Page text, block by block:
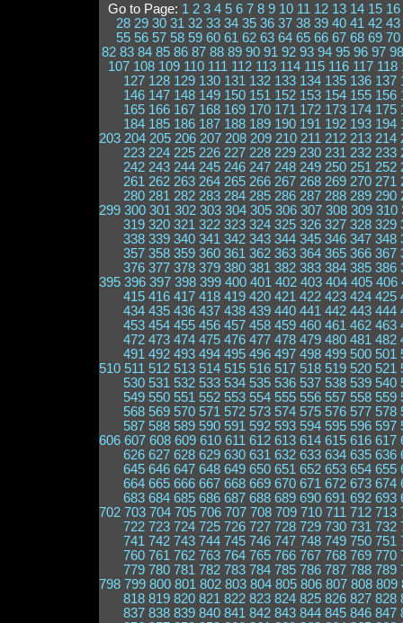
Go to Page: 1 2 3 4 5 6 7 8 9 10 11 12 13 14 15 16
28 29 30 31 32 33 34 35 36 37 38 39 40 41 42 43
55 56 57 58 59 60 61 62 63 64 65 66 67 68 69 70
82 83 84 85 86 87 88 89 90 91 92 93 94 95 96 97 98
107 108 109 110 111 112 113 114 115 116 117 118
127 128 129 130 131 132 133 134 135 136 137
146 147 148 149 150 151 152 153 154 155 156
165 166 167 168 169 170 171 172 173 174 175
184 185 186 187 188 189 190 191 192 193 194
203 204 205 206 207 208 209 210 211 212 213 214
223 224 225 226 227 228 229 230 231 232 233
242 243 244 245 246 247 248 249 250 251 252
261 262 263 264 265 266 267 268 269 270 271
280 281 282 283 284 285 286 287 288 289 290
299 300 301 302 303 304 305 306 307 308 309 310
319 320 321 322 323 324 325 326 327 328 329
338 339 340 341 342 343 344 345 346 347 348
357 358 359 360 361 362 363 364 365 366 367
376 377 378 379 380 381 382 383 384 385 386
395 396 397 398 399 400 401 402 403 404 405 406
415 416 417 418 419 420 421 422 423 424 425
434 435 436 437 438 439 440 441 442 443 444
453 454 455 456 457 458 459 460 461 462 463
472 473 474 475 476 477 478 479 480 481 482
491 492 493 494 495 496 497 498 499 500 501
510 511 512 513 514 515 516 517 518 519 520 521
530 531 532 533 534 535 536 537 538 539 540
549 550 551 552 553 554 555 556 557 558 559
568 569 570 571 572 573 574 575 576 577 578
587 588 589 590 591 592 593 594 595 596 597
606 607 608 609 610 611 612 613 614 615 616 617
626 627 628 629 630 631 632 633 634 635 636
645 646 647 648 649 650 651 652 653 654 655
664 665 666 667 668 669 670 671 672 673 674
683 684 685 686 687 688 689 690 691 692 693
702 703 704 705 706 707 708 709 710 711 712 713
722 723 724 725 726 727 728 729 730 731 732
741 742 743 744 745 746 747 748 749 750 751
760 761 762 763 764 765 766 767 768 769 770
779 780 781 782 783 784 785 786 787 788 789
798 799 800 801 802 803 804 805 806 807 808 809
818 819 820 821 822 823 824 825 826 827 828
837 838 839 840 841 842 843 844 845 846 847